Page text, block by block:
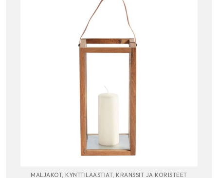
MALJAKOT, KYNTTILÄASTIAT, KRANSSIT JA KORISTEET